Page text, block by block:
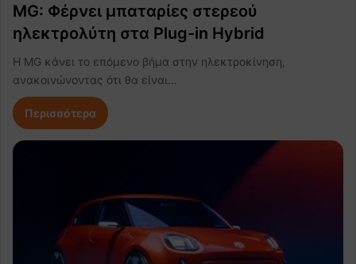
MG: Φέρνει μπαταρίες στερεού
ηλεκτρολύτη στα Plug-in Hybrid
Η MG κάνει το επόμενο βήμα στην ηλεκτροκίνηση,
ανακοινώνοντας ότι θα είναι…
Περισσότερα